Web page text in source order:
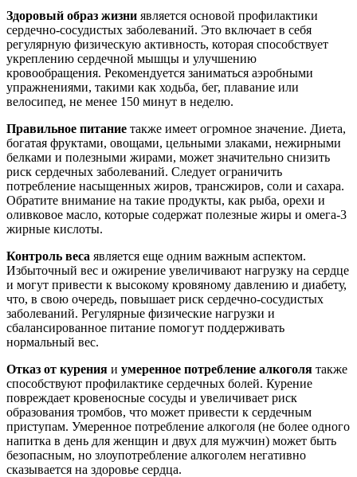
Здоровый образ жизни является основой профилактики
сердечно-сосудистых заболеваний. Это включает в себя
регулярную физическую активность, которая способствует
укреплению сердечной мышцы и улучшению
кровообращения. Рекомендуется заниматься аэробными
упражнениями, такими как ходьба, бег, плавание или
велосипед, не менее 150 минут в неделю.
Правильное питание также имеет огромное значение. Диета,
богатая фруктами, овощами, цельными злаками, нежирными
белками и полезными жирами, может значительно снизить
риск сердечных заболеваний. Следует ограничить
потребление насыщенных жиров, трансжиров, соли и сахара.
Обратите внимание на такие продукты, как рыба, орехи и
оливковое масло, которые содержат полезные жиры и омега-3
жирные кислоты.
Контроль веса является еще одним важным аспектом.
Избыточный вес и ожирение увеличивают нагрузку на сердце
и могут привести к высокому кровяному давлению и диабету,
что, в свою очередь, повышает риск сердечно-сосудистых
заболеваний. Регулярные физические нагрузки и
сбалансированное питание помогут поддерживать
нормальный вес.
Отказ от курения и умеренное потребление алкоголя также
способствуют профилактике сердечных болей. Курение
повреждает кровеносные сосуды и увеличивает риск
образования тромбов, что может привести к сердечным
приступам. Умеренное потребление алкоголя (не более одного
напитка в день для женщин и двух для мужчин) может быть
безопасным, но злоупотребление алкоголем негативно
сказывается на здоровье сердца.